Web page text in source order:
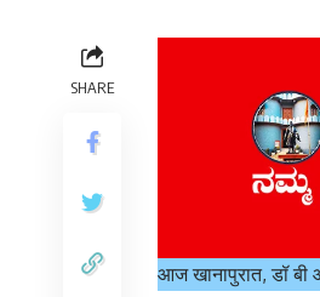
SHARE
आज खानापुरात, डॉ